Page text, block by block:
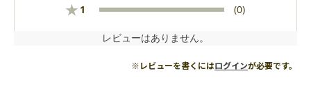
★ 1 (0)
レビューはありません。
※レビューを書くにはログインが必要です。